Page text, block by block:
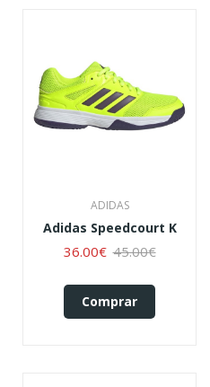
ADIDAS
Adidas Speedcourt K
36.00€ 45.00€
Comprar